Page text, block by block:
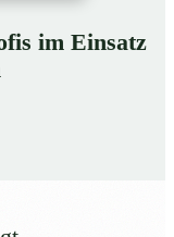
im Einsatz